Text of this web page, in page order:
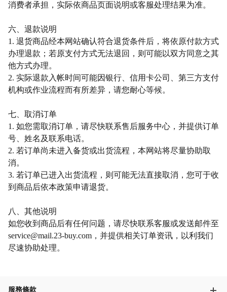
消费者承担，实际依商品页面说明或客服处理结果为准。
六、退款说明
1. 退货商品经本网站确认符合退货条件后，将依原付款方式
办理退款；若原支付方式无法退回，则可能以双方同意之其
他方式办理。
2. 实际退款入帐时间可能因银行、信用卡公司、第三方支付
机构或作业流程而有所差异，请您耐心等候。
七、取消订单
1. 如您需取消订单，请尽快联系售后服务中心，并提供订单
号、姓名及联系电话。
2. 若订单尚未进入备货或出货流程，本网站将尽量协助取
消。
3. 若订单已进入出货流程，则可能无法直接取消，您可于收
到商品后依本政策申请退货。
八、其他说明
如您收到商品后有任何问题，请尽快联系客服或发送邮件至
service@mail.23-buy.com，并提供相关订单资讯，以利我们
尽速协助处理。
服務條款